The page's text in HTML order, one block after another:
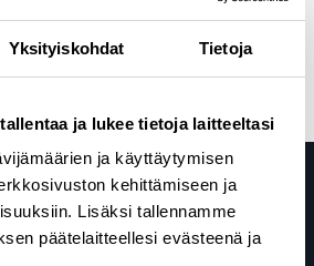
Yksityiskohdat Tietoja
ja lukee tietoja laitteeltasi
ja käyttäytymisen
kehittämiseen ja
Lisäksi tallennamme
päätelaitteellesi evästeenä ja
Salppurin 100 sävyä